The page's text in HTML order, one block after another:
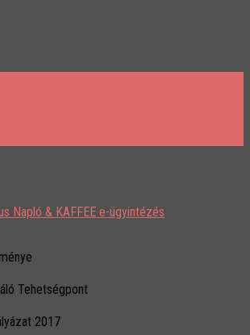
Napló & KAFFEE e-ügyintézés
Tehetségpont
2017